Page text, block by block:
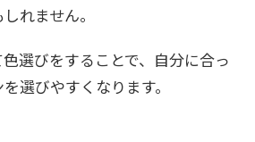
れません。
選びをすることで、自分に合っ
選びやすくなります。